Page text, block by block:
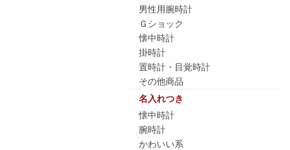
男性用腕時計
Ｇショック
懐中時計
掛時計
置時計・目覚時計
その他商品
名入れつき
懐中時計
腕時計
かわいい系